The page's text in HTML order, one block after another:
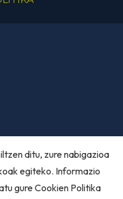
ditu, zure nabigazioa
egiteko. Informazio
gureCookien Politika